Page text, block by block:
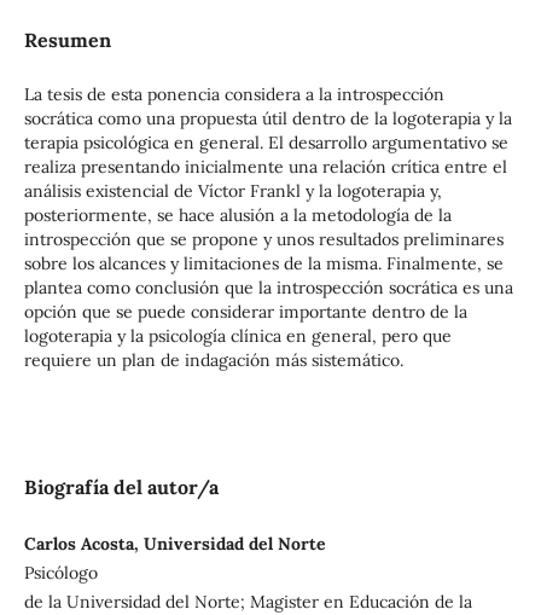
Resumen
La tesis de esta ponencia considera a la introspección
socrática como una propuesta útil dentro de la logoterapia y la
terapia psicológica en general. El desarrollo argumentativo se
realiza presentando inicialmente una relación crítica entre el
análisis existencial de Víctor Frankl y la logoterapia y,
posteriormente, se hace alusión a la metodología de la
introspección que se propone y unos resultados preliminares
sobre los alcances y limitaciones de la misma. Finalmente, se
plantea como conclusión que la introspección socrática es una
opción que se puede considerar importante dentro de la
logoterapia y la psicología clínica en general, pero que
requiere un plan de indagación más sistemático.
Biografía del autor/a
Carlos Acosta, Universidad del Norte
Psicólogo
de la Universidad del Norte; Magister en Educación de la